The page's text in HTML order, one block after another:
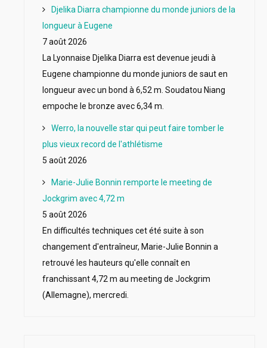
Djelika Diarra championne du monde juniors de la
longueur à Eugene
7 août 2026
La Lyonnaise Djelika Diarra est devenue jeudi à
Eugene championne du monde juniors de saut en
longueur avec un bond à 6,52 m. Soudatou Niang
empoche le bronze avec 6,34 m.
Werro, la nouvelle star qui peut faire tomber le
plus vieux record de l'athlétisme
5 août 2026
Marie-Julie Bonnin remporte le meeting de
Jockgrim avec 4,72 m
5 août 2026
En difficultés techniques cet été suite à son
changement d'entraîneur, Marie-Julie Bonnin a
retrouvé les hauteurs qu'elle connaît en
franchissant 4,72 m au meeting de Jockgrim
(Allemagne), mercredi.